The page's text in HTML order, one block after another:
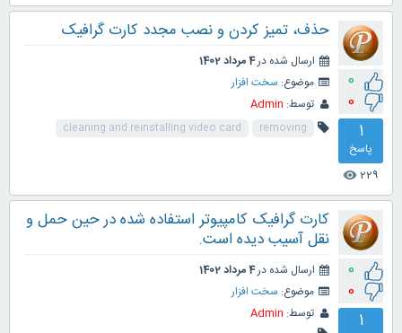
0
0
1
پاسخ
229
visibility
حذف، تمیز کردن و نصب مجدد کارت گرافیک
ارسال شده در4 مرداد 1402
موضوع: سخت افزار
توسط: Admin
removing
cleaning and reinstalling video card
0
0
1
کارت گرافیک کامپیوتر استفاده شده در حین حمل و
نقل آسیب دیده است.
ارسال شده در4 مرداد 1402
موضوع: سخت افزار
توسط: Admin